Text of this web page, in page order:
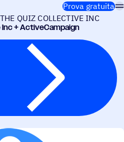
Prova gratuita
QUIZ COLLECTIVE INC
+ ActiveCampaign